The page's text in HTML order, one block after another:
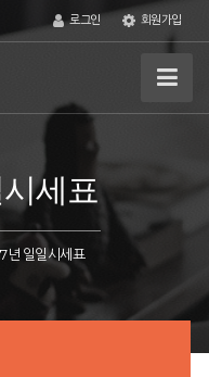
로그인 회원가입
세표
년 일일시세표